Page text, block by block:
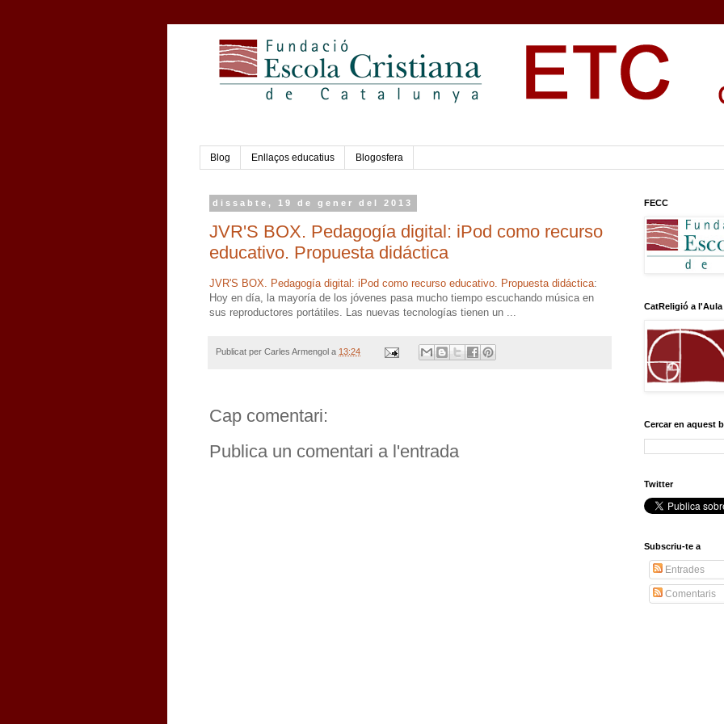
Blog Enllaços educatius Blogosfera
dissabte, 19 de gener del 2013
JVR'S BOX. Pedagogía digital: iPod como recurso
educativo. Propuesta didáctica
JVR'S BOX. Pedagogía digital: iPod como recurso educativo. Propuesta didáctica:
Hoy en día, la mayoría de los jóvenes pasa mucho tiempo escuchando música en
sus reproductores portátiles. Las nuevas tecnologías tienen un ...
Publicat per Carles Armengol a 13:24
Cap comentari:
Publica un comentari a l'entrada
FECC
CatReligió a l'Aula
Cercar en aquest
Twitter
Subscriu-te a
Entrades
Comentaris